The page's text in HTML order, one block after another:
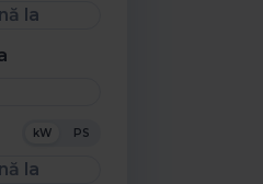
la
kW PS
la